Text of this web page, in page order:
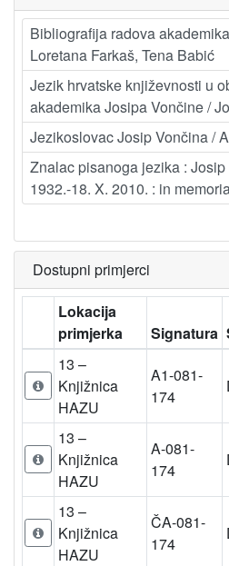
Bibliografija radova
Loretana Farkaš, Tena Babić
Jezik hrvatske književnosti u
akademika Josipa Vončine /
Jezikoslovac Josip Vončina /
Znalac pisanoga jezika : Josip
1932.-18. X. 2010. : in
Dostupni primjerci
Lokacija
primjerka
Signatura
13 –
Knjižnica
HAZU
A1-081-
174
13 –
Knjižnica
HAZU
A-081-
174
13 –
Knjižnica
HAZU
ČA-081-
174